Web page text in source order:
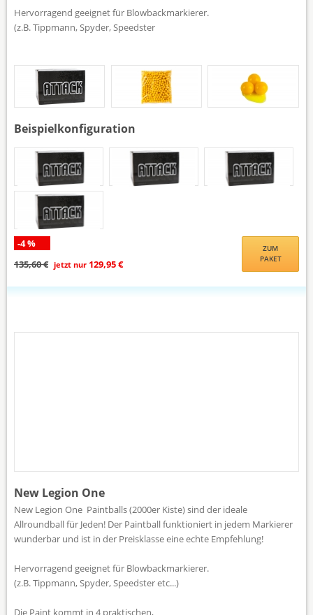
Hervorragend geeignet für Blowbackmarkierer.
(z.B. Tippmann, Spyder, Speedster
Beispielkonfiguration
-4 %
135,60 € jetzt nur 129,95 €
ZUM
PAKET
New Legion One
New Legion One Paintballs (2000er Kiste) sind der ideale
Allroundball für Jeden! Der Paintball funktioniert in jedem Markierer
wunderbar und ist in der Preisklasse eine echte Empfehlung!
Hervorragend geeignet für Blowbackmarkierer.
(z.B. Tippmann, Spyder, Speedster etc...)
Die Paint kommt in 4 praktischen,